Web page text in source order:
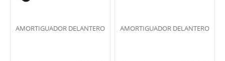
AMORTIGUADOR DELANTERO AMORTIGUADOR DELANTERO